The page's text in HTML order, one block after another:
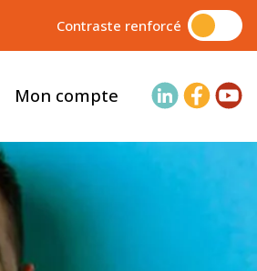
Contraste renforcé
Mon compte